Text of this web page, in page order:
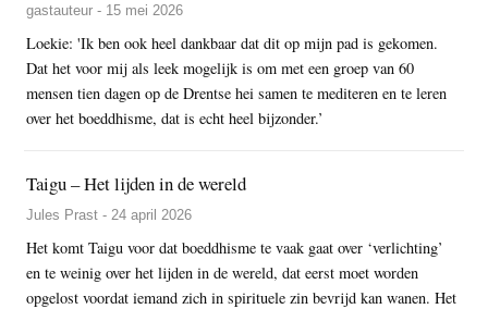
gastauteur - 15 mei 2026
Loekie: 'Ik ben ook heel dankbaar dat dit op mijn pad is gekomen.
Dat het voor mij als leek mogelijk is om met een groep van 60
mensen tien dagen op de Drentse hei samen te mediteren en te leren
over het boeddhisme, dat is echt heel bijzonder.’
Taigu – Het lijden in de wereld
Jules Prast - 24 april 2026
Het komt Taigu voor dat boeddhisme te vaak gaat over ‘verlichting’
en te weinig over het lijden in de wereld, dat eerst moet worden
opgelost voordat iemand zich in spirituele zin bevrijd kan wanen. Het